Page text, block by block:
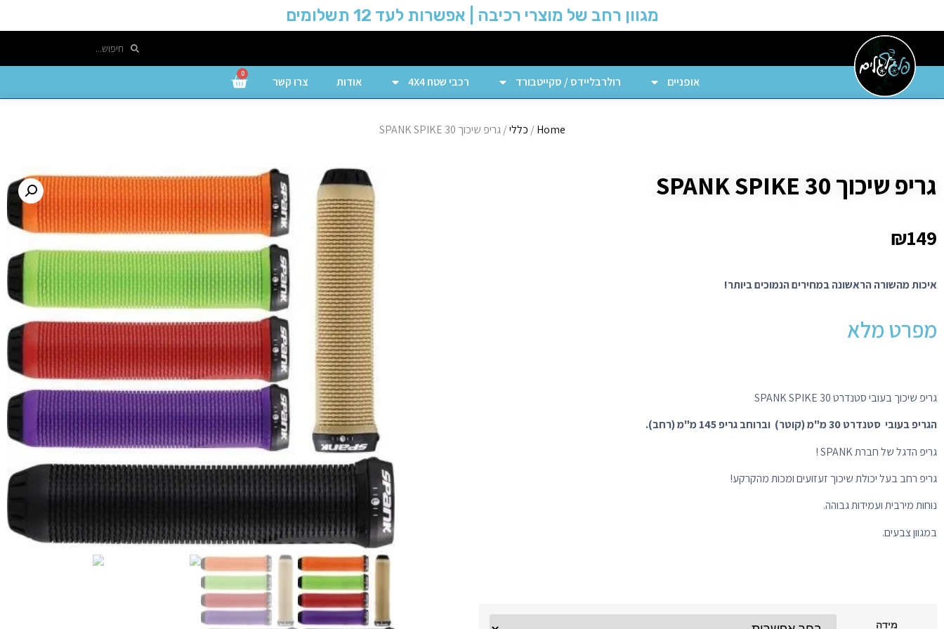
מגוון רחב של מוצרי רכיבה | אפשרות לעד 12 תשלומים
אופניים רולרבליידס / סקייטבורד רכבי שטח 4X4 אודות צרו קשר
0
Home
/ כללי/ גריפ שיכוך SPANK SPIKE 30
גריפ שיכוך SPANK SPIKE 30
₪149
איכות מהשורה הראשונה במחירים הנמוכים ביותר!
מפרט מלא
גריפ שיכוך בעובי סטנדרט SPANK SPIKE 30
הגריפ בעובי סטנדרט 30 מ"מ (קוטר) וברוחב גריפ 145 מ"מ (רחב).
גריפ הדגל של חברת SPANK !
גריפ רחב בעל יכולת שיכוך זעזועים ומכות מהקרקע!
נוחות מירבית ועמידות גבוהה.
במגוון צבעים.
מידה